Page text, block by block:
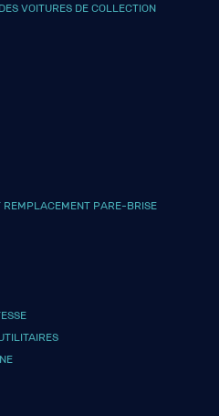
VOITURES DE COLLECTION
REMPLACEMENT PARE-BRISE